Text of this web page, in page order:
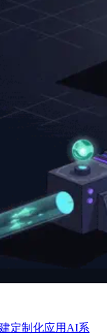
定制化应用AI系